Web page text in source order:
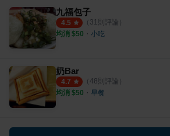
九福包子
4.5 （ 31則評論）
均消 $50 ・ 小吃
奶Bar
4.7 （ 48則評論）
均消 $50 ・ 早餐